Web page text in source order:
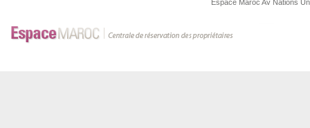
Espace Maroc Av Nations